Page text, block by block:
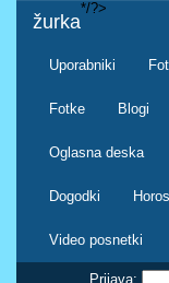
žurka
Uporabniki
Fotke Blogi
Oglasna deska
Dogodki
Video posnetki
*/?>
Prijava: